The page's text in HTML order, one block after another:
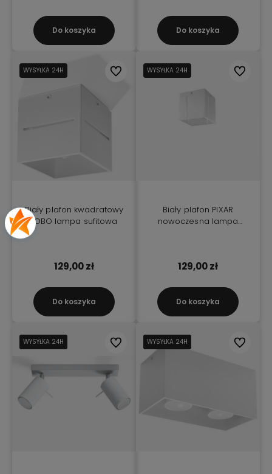
Do koszyka Do koszyka
WYSYŁKA 24H
Biały plafon kwadratowy
LOBO lampa sufitowa
129,00 zł
Do koszyka
Do ulubionychWYSYŁKA 24H
Biały plafon PIXAR
nowoczesna lampa
129,00 zł
Do koszyka
Do
WYSYŁKA 24H
WYSYŁKA 24H
WYSYŁKA 24H Do ulubionychWYSYŁKA 24H
WYSYŁKA 24H
WYSYŁKA 24H Do